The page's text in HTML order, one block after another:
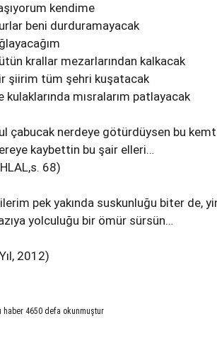
kendime
beni durduramayacak
krallar mezarlarından kalkacak
şiirim tüm şehri kuşatacak
kulaklarında mısralarım patlayacak
çabucak nerdeye götürdüysen bu
kaybettin bu şair elleri…
68)
pek yakında suskunluğu biter de,
yolculuğu bir ömür sürsün…
2012)
haber 4650 defa okunmuştur